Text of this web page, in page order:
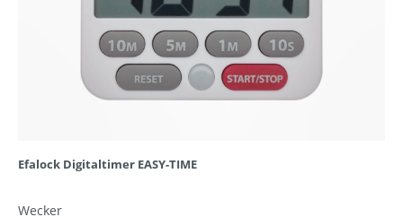
Efalock Digitaltimer EASY-TIME
Wecker